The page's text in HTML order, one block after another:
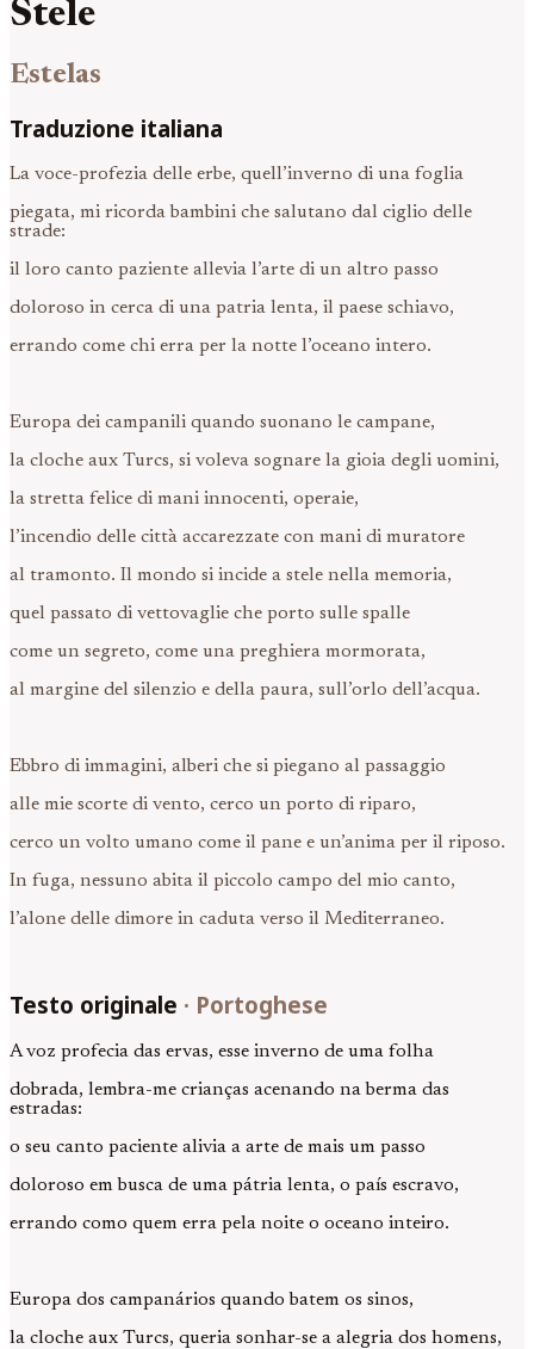
Stele
Estelas
Traduzione italiana
La voce-profezia delle erbe, quell’inverno di una foglia
piegata, mi ricorda bambini che salutano dal ciglio delle
strade:
il loro canto paziente allevia l’arte di un altro passo
doloroso in cerca di una patria lenta, il paese schiavo,
errando come chi erra per la notte l’oceano intero.
Europa dei campanili quando suonano le campane,
la cloche aux Turcs, si voleva sognare la gioia degli uomini,
la stretta felice di mani innocenti, operaie,
l’incendio delle città accarezzate con mani di muratore
al tramonto. Il mondo si incide a stele nella memoria,
quel passato di vettovaglie che porto sulle spalle
come un segreto, come una preghiera mormorata,
al margine del silenzio e della paura, sull’orlo dell’acqua.
Ebbro di immagini, alberi che si piegano al passaggio
alle mie scorte di vento, cerco un porto di riparo,
cerco un volto umano come il pane e un’anima per il riposo.
In fuga, nessuno abita il piccolo campo del mio canto,
l’alone delle dimore in caduta verso il Mediterraneo.
Testo originale · Portoghese
A voz profecia das ervas, esse inverno de uma folha
dobrada, lembra-me crianças acenando na berma das
estradas:
o seu canto paciente alivia a arte de mais um passo
doloroso em busca de uma pátria lenta, o país escravo,
errando como quem erra pela noite o oceano inteiro.
Europa dos campanários quando batem os sinos,
la cloche aux Turcs, queria sonhar-se a alegria dos homens,